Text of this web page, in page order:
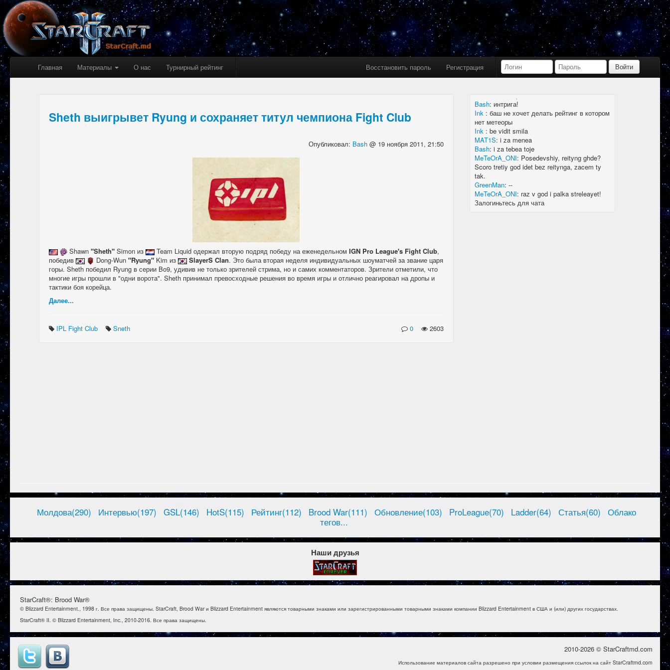
Главная Материалы О нас Турнирный рейтинг Восстановить пароль Регистрация
Sheth выигрывет Ryung и сохраняет титул чемпиона Fight Club
Опубликовал: Bash @ 19 ноября 2011, 21:50
Shawn "Sheth" Simon из Team Liquid одержал вторую подряд победу на еженедельном IGN Pro League's Fight Club,
победив
Dong-Wun "Ryung" Kim из SlayerS Clan. Это была вторая неделя индивидуальных шоуматчей за звание царя
горы. Sheth победил Ryung в серии Bo9, удивив не только зрителей стрима, но и самих комментаторов. Зрители отметили, что
многие игры прошли в "одни ворота". Sheth принимал превосходные решения во время игры и отлично реагировал на дропы и
тактики боя корейца.
Далее...
IPL Fight Club Sneth 0 2603
Bash : limboid, заходил бы в Дискорд не
пропустил бы.
Ink
limboid, сейчас как бы всё сообщество
в дискорде, там всегда инфа самая
актуальная
k7.Gladiator : yoyo
Ink:yoyo
MAT1S
гладиатор = бв нагибатор?
Ink:на 20 лей игратор
Bash: интрига!
Ink :баш не хочет делать рейтинг в котором
нет метеоры
Ink :be vidit smila
MAT1S:i za menea
Bash:i za tebea toje
MeTeOrA_ONI: Posedevshiy, reityng ghde?
Scoro tretiy god idet bez reitynga, zacem ty
tak.
GreenMan:--
MeTeOrA_ONI: raz v god i palka streleayet!
Залогиньтесь для чата
Молдова(290) Интервью(197) GSL(146) HotS(115) Рейтинг(112) Brood War(111) Обновление(103) ProLeague(70) Ladder(64) Статья(60)
Облако
тегов...
Наши друзья
StarCraft®: Brood War®
© Blizzard Entertainment., 1998 г. Все права защищены. StarCraft, Brood War и Blizzard Entertainment являются товарными знаками или зарегистрированными товарными знаками компании Blizzard Entertainment в США и (или) других государствах.
StarCraft® II. © Blizzard Entertainment, Inc., 2010-2016. Все права защищены.
2010-2026 © StarCraftmd.com
Использование материалов сайта разрешено при условии размещения ссылок на сайт StarCraftmd.com